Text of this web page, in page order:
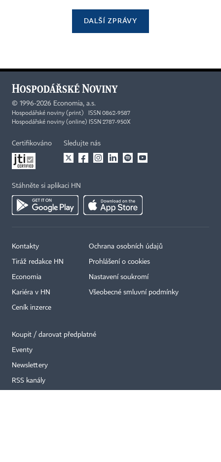
DALŠÍ ZPRÁVY
© 1996-2026 Economia, a.s.
Hospodářské noviny (print) ISSN 0862-9587
Hospodářské noviny (online) ISSN 2787-950X
Certifikováno Sledujte nás
Stáhněte si aplikaci HN
Kontakty
Tiráž redakce HN
Economia
Kariéra v HN
Ceník inzerce
Ochrana osobních údajů
Prohlášení o cookies
Nastavení soukromí
Všeobecné smluvní podmínky
Koupit / darovat předplatné
Eventy
Newslettery
RSS kanály